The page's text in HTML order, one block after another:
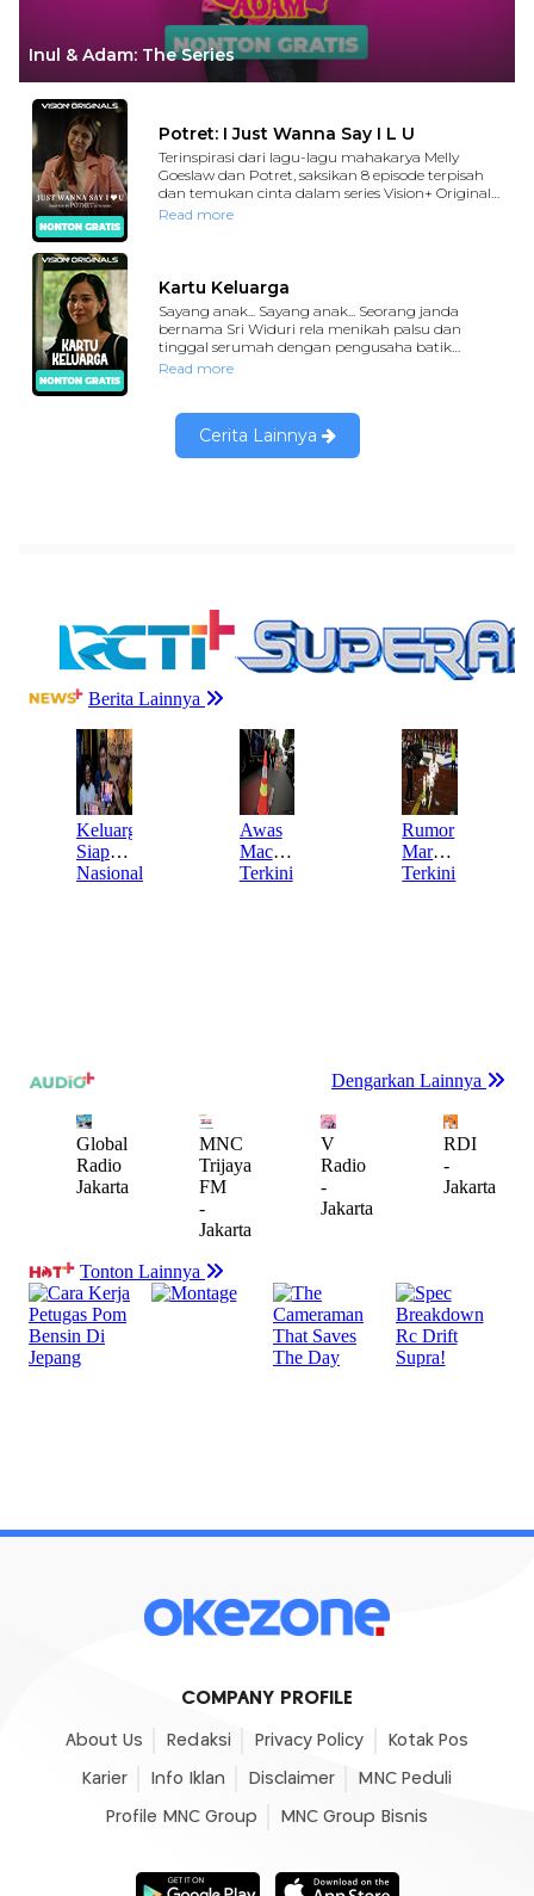
COMPANY PROFILE
About Us Redaksi Privacy Policy Kotak Pos
Karier Info Iklan Disclaimer MNC Peduli
Profile MNC Group MNC Group Bisnis